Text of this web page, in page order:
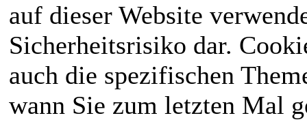
auf dieser Website
Sicherheitsrisiko dar.
auch die spezifischen
wann Sie zum letzten Mal